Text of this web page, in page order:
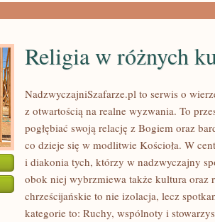
Religia w różnych
NadzwyczajniSzafarze.pl to serwis o
z otwartością na realne wyzwania. To
pogłębiać swoją relację z Bogiem oraz
co dzieje się w modlitwie Kościoła. W
i diakonia tych, którzy w nadzwyczajny
obok niej wybrzmiewa także kultura oraz
chrześcijańskie to nie izolacja, lecz
kategorie to: Ruchy, wspólnoty i